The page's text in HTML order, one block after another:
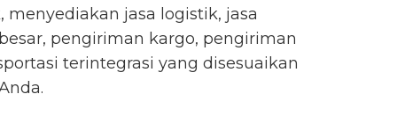
menyediakan jasa logistik, jasa
pengiriman kargo, pengiriman
terintegrasi yang disesuaikan